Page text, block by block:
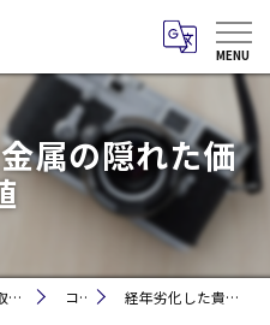
属の隠れた価
愛知県津島市蛭間町周辺のお買取りなら買取大吉 ヤマナカ神守店 コラム 経年劣化した貴金属の隠れた価値